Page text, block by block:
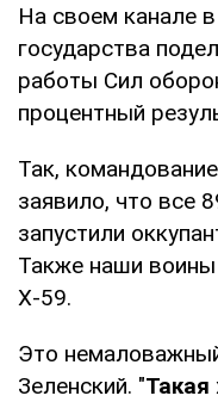
На своем канале в
государства
работы Сил
процентный
Так,
заявило, что все
запустили
Также наши воины
Х-59.
Это
Зеленский. "